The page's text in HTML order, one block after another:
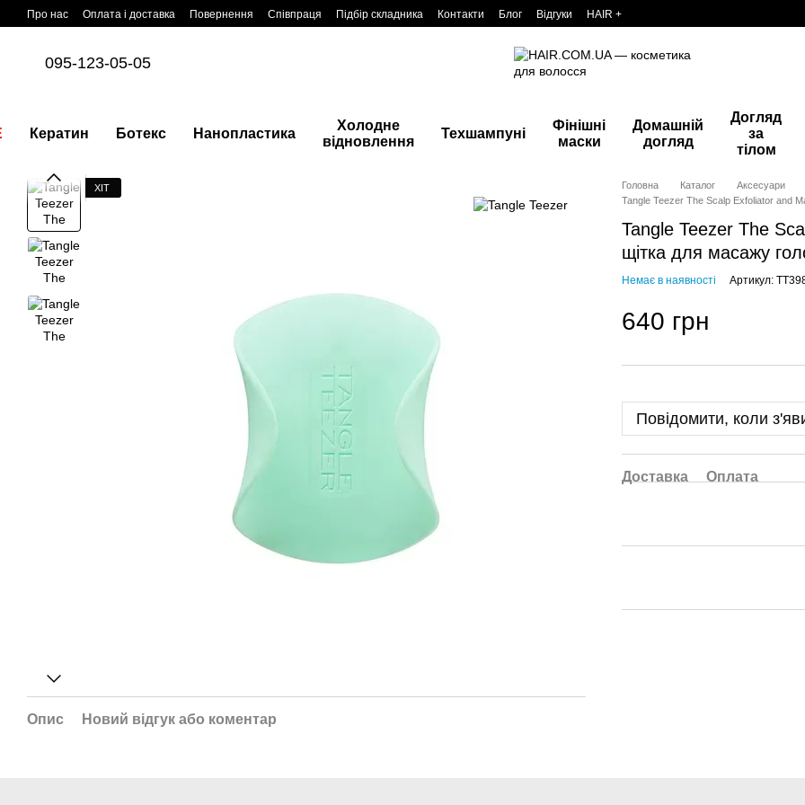
Перейти до основного контенту
Про нас Оплата і доставка Повернення Співпраця Підбір складника Контакти Блог Відгуки HAIR +
095-123-05-05
Кератин Ботекс Нанопластика
Холодне
відновлення
Техшампуні
Фінішні
маски
Домашній
догляд
Догляд
за
тілом
ХІТ
Опис Новий відгук або коментар
Головна Каталог Аксесуари
Tangle Teezer The Scalp Exfoliator and
Tangle Teezer The
щітка для масажу
Немає в наявності Артикул:
640 грн
Повідомити, коли
Доставка Оплата